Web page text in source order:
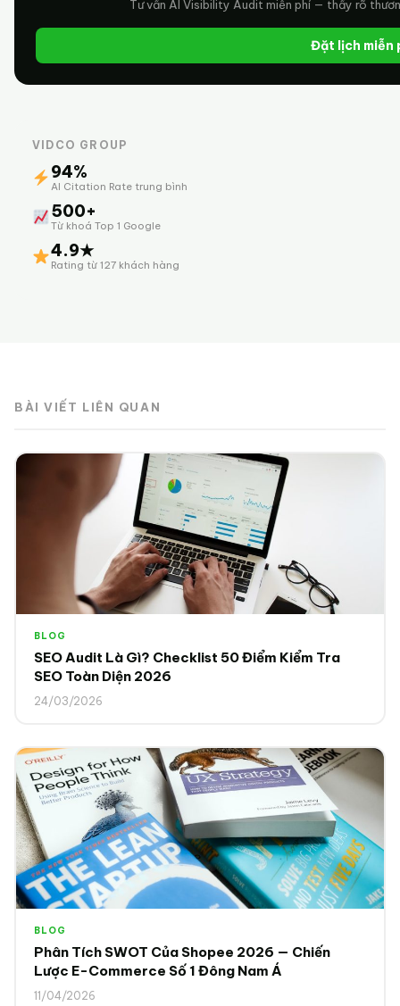
Tư vấn AI Visibility Audit miễn phí — thấy rõ
Đặt lịch miễn
VIDCO GROUP
94%
AI Citation Rate trung bình
500+
Từ khoá Top 1 Google
4.9★
Rating từ 127 khách hàng
BÀI VIẾT LIÊN QUAN
BLOG
SEO Audit Là Gì? Checklist 50 Điểm Kiểm Tra
SEO Toàn Diện 2026
24/03/2026
BLOG
Phân Tích SWOT Của Shopee 2026 — Chiến
Lược E-Commerce Số 1 Đông Nam Á
11/04/2026